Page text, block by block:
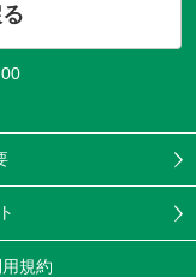
規約